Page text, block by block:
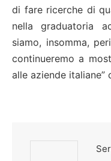
di fare ricerche di
nella graduatoria
siamo, insomma,
continueremo a
alle aziende italiane”